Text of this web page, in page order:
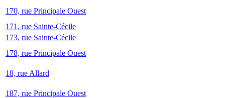
170, rue Principale Ouest
171, rue Sainte-Cécile
173, rue Sainte-Cécile
178, rue Principale Ouest
18, rue Allard
187, rue Principale Ouest